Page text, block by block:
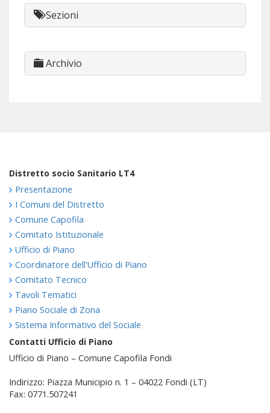
Sezioni
Archivio
Distretto socio Sanitario LT4
Presentazione
I Comuni del Distretto
Comune Capofila
Comitato Istituzionale
Ufficio di Piano
Coordinatore dell'Ufficio di Piano
Comitato Tecnico
Tavoli Tematici
Piano Sociale di Zona
Sistema Informativo del Sociale
Contatti Ufficio di Piano
Ufficio di Piano – Comune Capofila Fondi
Indirizzo: Piazza Municipio n. 1 – 04022 Fondi (LT)
Fax: 0771.507241